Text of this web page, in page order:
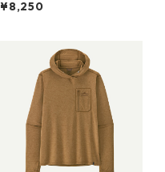
シャツ（ハット・トリッパ
04 日本正規品
¥8,250